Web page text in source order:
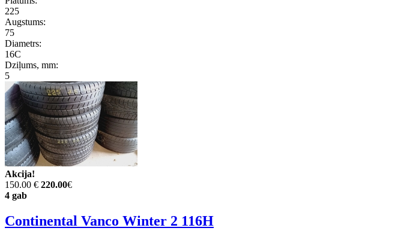
225
Augstums:
75
Diametrs:
16C
Dziļums, mm:
5
Akcija!
150.00 € 220.00€
4 gab
Continental Vanco Winter 2 116H